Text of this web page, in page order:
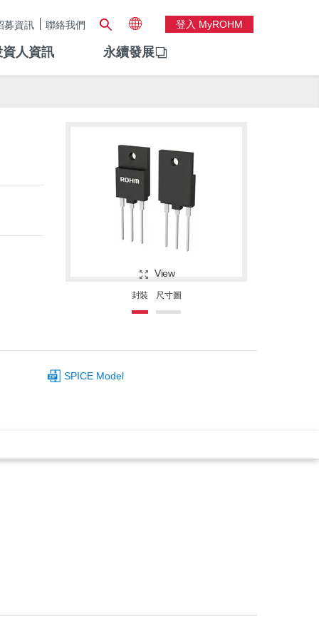
募資訊 聯絡我們 登入 MyROHM
人資訊 永續發展
View
封裝 尺寸圖
SPICE Model